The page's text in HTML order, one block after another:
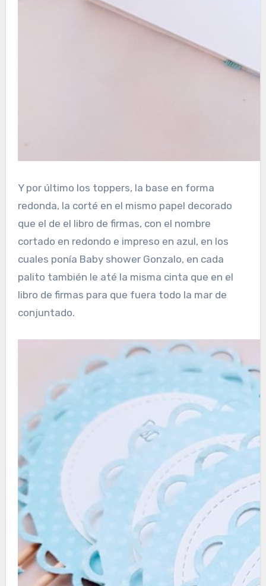
Y por último los toppers, la base en forma
redonda, la corté en el mismo papel decorado
que el de el libro de firmas, con el nombre
cortado en redondo e impreso en azul, en los
cuales ponía Baby shower Gonzalo, en cada
palito también le até la misma cinta que en el
libro de firmas para que fuera todo la mar de
conjuntado.